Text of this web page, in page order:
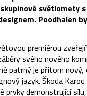
světlomety s
Poodhalen
premiérou
svého nového
patrný je přitom nový,
jazyk. Škoda
prvky demonstrující